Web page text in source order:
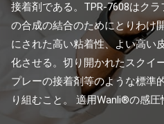
接着剤である。TPR-7608はク
の合成の結合のためにとりわけ
にされた高い粘着性、よい高い
化させる。切り開かれたスクイ
プレーの接着剤等のような標準
り組むこと。 適用Wanli®の感圧